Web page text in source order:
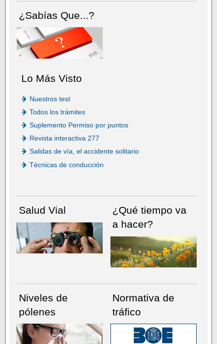
¿Sabías Que...?
Lo Más Visto
Nuestros test
Todos los trámites
Suplemento Permiso por puntos
Revista interactiva 277
Salidas de vía, el accidente solitario
Técnicas de conducción
Salud Vial
¿Qué tiempo va
a hacer?
Niveles de
pólenes
Normativa de
tráfico